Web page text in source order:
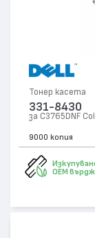
Тонер касета
331-8430
за C3765DNF
9000 копия
OEM